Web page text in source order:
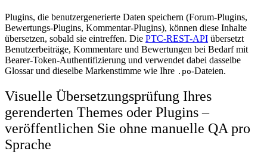
Plugins, die benutzergenerierte Daten speichern (Forum-Plugins,
Bewertungs-Plugins, Kommentar-Plugins), können diese Inhalte
übersetzen, sobald sie eintreffen. Die PTC-REST-API übersetzt
Benutzerbeiträge, Kommentare und Bewertungen bei Bedarf mit
Bearer-Token-Authentifizierung und verwendet dabei dasselbe
Glossar und dieselbe Markenstimme wie Ihre .po-Dateien.
Visuelle Übersetzungsprüfung Ihres
gerenderten Themes oder Plugins –
veröffentlichen Sie ohne manuelle QA pro
Sprache